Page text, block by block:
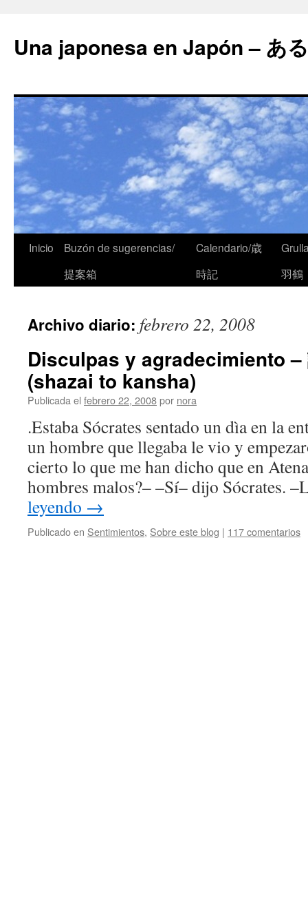
Una japonesa en Japón – あ
Inicio
Buzón de sugerencias/
提案箱
Calendario/歳
時記
羽鶴
Archivo diario: febrero 22, 2008
Disculpas y agradecimiento –
(shazai to kansha)
Publicada el febrero 22, 2008por nora
.Estaba Sócrates sentado un dìa en la
un hombre que llegaba le vio y
cierto lo que me han dicho que en
hombres malos?– –Sí– dijo Sócrates.
leyendo →
Publicado en Sentimientos, Sobre este blog | 117 comentarios